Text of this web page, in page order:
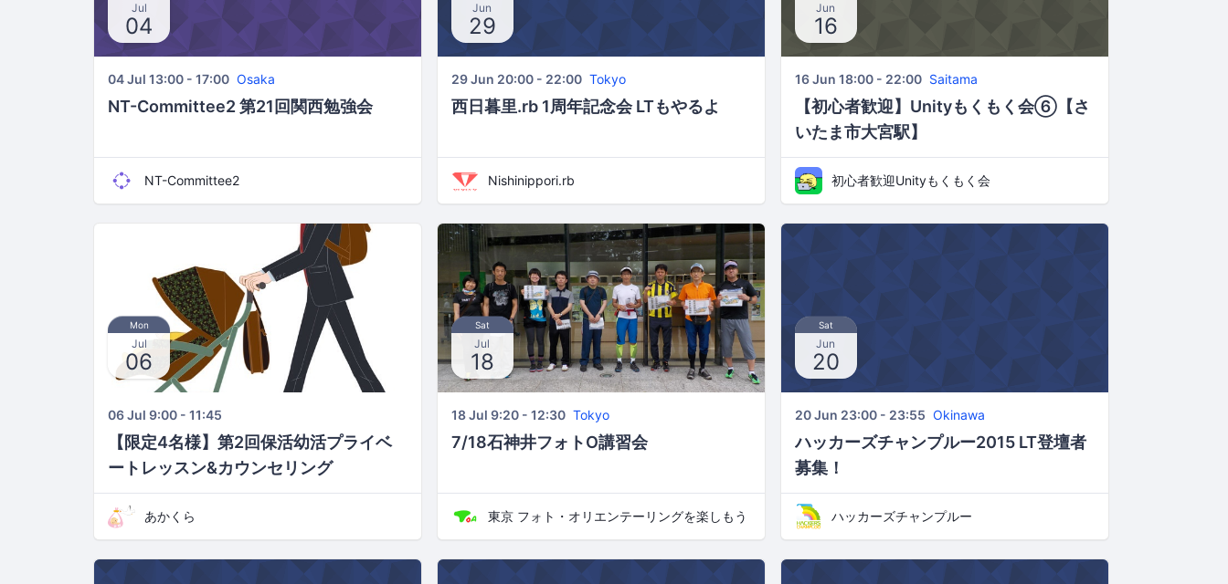
Jul
04
04 Jul 13:00 - 17:00 Osaka
NT-Committee2 第21回関西勉強会
NT-Committee2
Jun
29
29 Jun 20:00 - 22:00 Tokyo
西日暮里.rb 1周年記念会 LTもやるよ
Nishinippori.rb
Jun
16
16 Jun 18:00 - 22:00 Saitama
【初心者歓迎】Unityもくもく会⑥【さ
いたま市大宮駅】
初心者歓迎Unityもくもく会
Mon
Jul
06
06 Jul 9:00 - 11:45
【限定4名様】第2回保活幼活プライベ
ートレッスン&カウンセリング
20150706
あかくら
Sat
Jul
18
18 Jul 9:20 - 12:30 Tokyo
7/18石神井フォトO講習会
東京 フォト・オリエンテーリングを楽しもう
Sat
Jun
20
20 Jun 23:00 - 23:55 Okinawa
ハッカーズチャンプルー2015 LT登壇者
募集！
ハッカーズチャンプルー